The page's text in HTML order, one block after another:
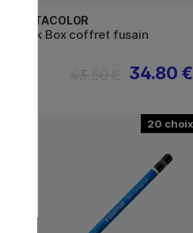
CRETACOLOR
Black Box coffret fusain
34.80 €
20